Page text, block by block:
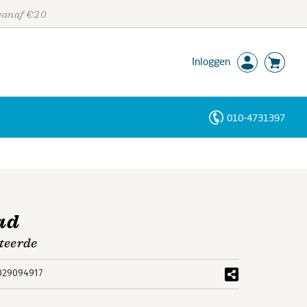
€20
Inloggen
010-4731397
Personen